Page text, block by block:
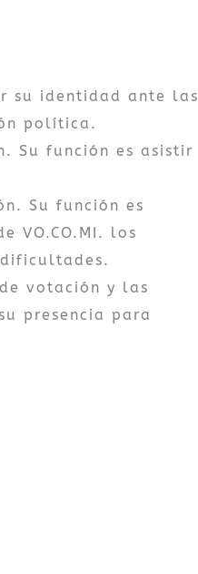
su identidad ante las
política.
Su función es asistir
Su función es
VO.CO.MI. los
votación y las
presencia para